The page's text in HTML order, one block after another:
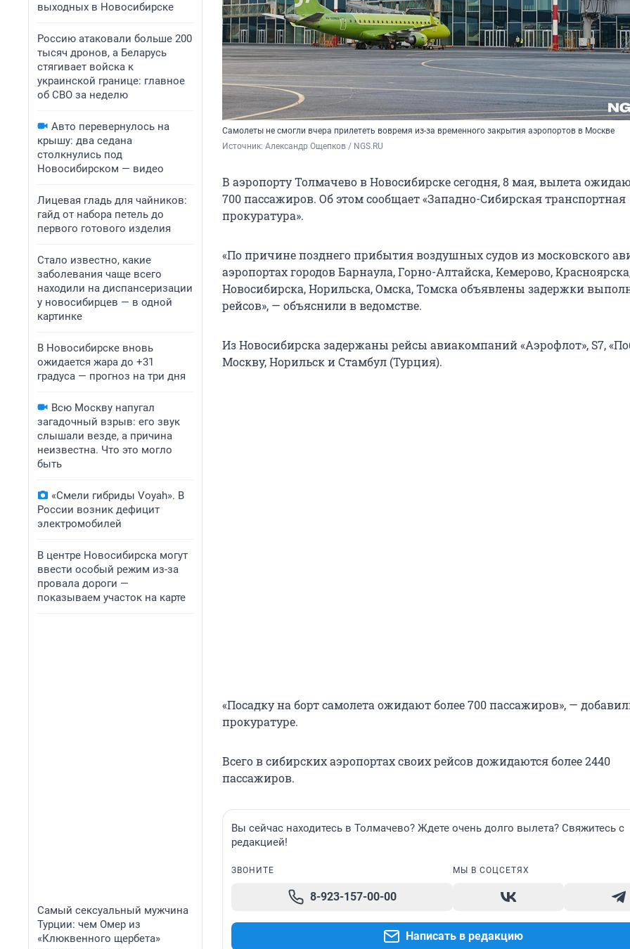
выходных в Новосибирске
Россию атаковали больше 200
тысяч дронов, а Беларусь
стягивает войска к
украинской границе: главное
об СВО за неделю
Авто перевернулось на
крышу: два седана
столкнулись под
Новосибирском — видео
Лицевая гладь для чайников:
гайд от набора петель до
первого готового изделия
Стало известно, какие
заболевания чаще всего
находили на диспансеризации
у новосибирцев — в одной
картинке
В Новосибирске вновь
ожидается жара до +31
градуса — прогноз на три дня
Всю Москву напугал
загадочный взрыв: его звук
слышали везде, а причина
неизвестна. Что это могло
быть
«Смели гибриды Voyah». В
России возник дефицит
электромобилей
В центре Новосибирска могут
ввести особый режим из-за
провала дороги —
показываем участок на карте
Самый сексуальный мужчина
Турции: чем Омер из
«Клюквенного щербета»
Самолеты не смогли вчера прилететь вовремя из-за временного закрытия аэропортов в Москве
Источник: Александр Ощепков / NGS.RU
В аэропорту Толмачево в Новосибирске сегодня, 8 мая, вылета
700 пассажиров. Об этом сообщает «Западно-Сибирская транспортная
прокуратура».
«По причине позднего прибытия воздушных судов из московского
аэропортах городов Барнаула, Горно-Алтайска, Кемерово,
Новосибирска, Норильска, Омска, Томска объявлены задержки
рейсов», — объяснили в ведомстве.
Из Новосибирска задержаны рейсы авиакомпаний «Аэрофлот», S7,
Москву, Норильск и Стамбул (Турция).
«Посадку на борт самолета ожидают более 700 пассажиров», —
прокуратуре.
Всего в сибирских аэропортах своих рейсов дожидаются более 2440
пассажиров.
Вы сейчас находитесь в Толмачево? Ждете очень долго вылета? Свяжитесь с
редакцией!
ЗВОНИТЕ
8-923-157-00-00
МЫ В СОЦСЕТЯХ
Написать в редакцию